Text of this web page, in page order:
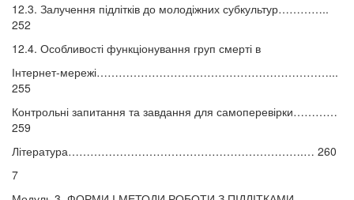
12.3. Залучення підлітків до молодіжних субкультур…………..
252
12.4. Особливості функціонування груп смерті в
Інтернет-мережі………………………………………………………...
255
Контрольні запитання та завдання для самоперевірки…………
259
Література……………………………………………………….… 260
7